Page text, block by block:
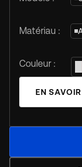
Matériau :
Couleur :
EN SAVOIR